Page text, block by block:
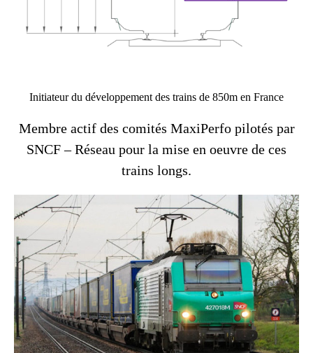
Initiateur du développement des trains de 850m en France
Membre actif des comités MaxiPerfo pilotés par
SNCF – Réseau pour la mise en oeuvre de ces
trains longs.